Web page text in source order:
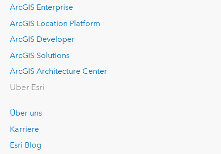
ArcGIS Enterprise
ArcGIS Location Platform
ArcGIS Developer
ArcGIS Solutions
ArcGIS Architecture Center
Über Esri
Über uns
Karriere
Esri Blog